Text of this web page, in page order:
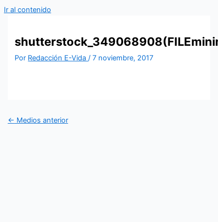
Ir al contenido
Por Redacción E-Vida/7 noviembre, 2017
← Medios anterior